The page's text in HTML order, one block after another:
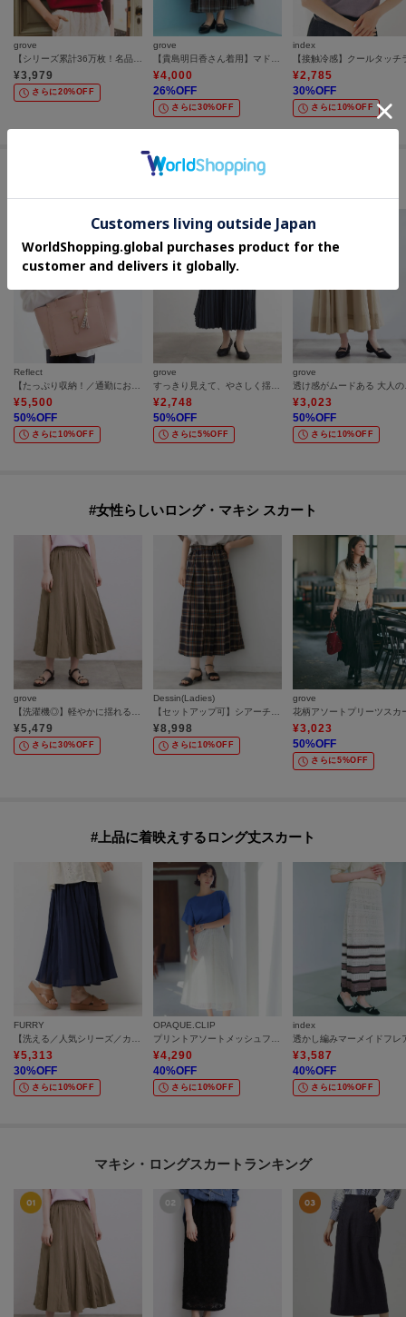
grove
【シリーズ累計36万枚！名品ニット】やわらかドライタッチ ドルマンニット
¥3,979
さらに20%OFF
grove
【貴島明日香さん着用】マドラスチェックタックボリュームスカート
¥4,000
26%OFF
さらに30%OFF
index
¥2,785
30%OFF
さらに10%OFF
Reflect
¥5,500
50%OFF
さらに10%OFF
grove
¥2,748
50%OFF
さらに5%OFF
grove
¥3,023
50%OFF
さらに10%OFF
#女性らしいロング・マキシ スカート
grove
【洗濯機◎】軽やかに揺れる、マーメイドフレアスカート
¥5,479
さらに30%OFF
Dessin(Ladies)
【セットアップ可】シアーチェック プリーツスカート
¥8,998
さらに10%OFF
grove
花柄アソートプリーツスカ
¥3,023
50%OFF
さらに5%OFF
#上品に着映えするロング丈スカート
FURRY
¥5,313
30%OFF
さらに10%OFF
OPAQUE.CLIP
¥4,290
40%OFF
さらに10%OFF
index
¥3,587
40%OFF
さらに10%OFF
マキシ・ロングスカートランキング